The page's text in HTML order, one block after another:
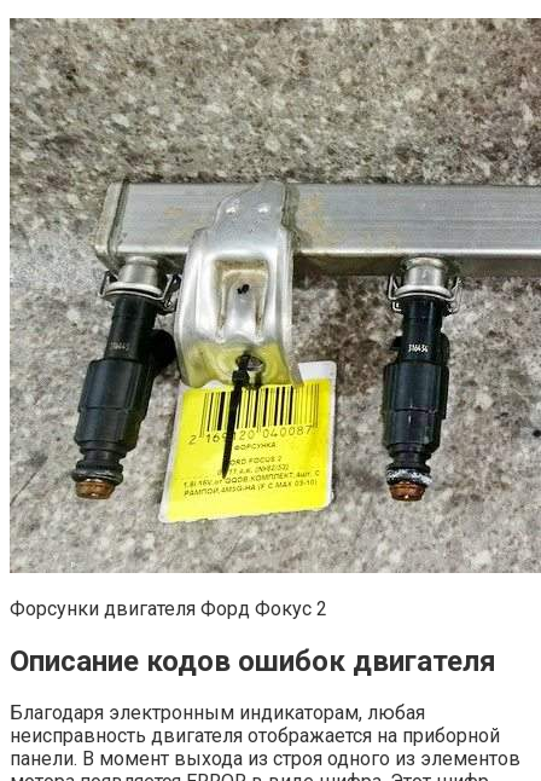
Форсунки двигателя Форд Фокус 2
Описание кодов ошибок двигателя
Благодаря электронным индикаторам, любая
неисправность двигателя отображается на приборной
панели. В момент выхода из строя одного из элементов